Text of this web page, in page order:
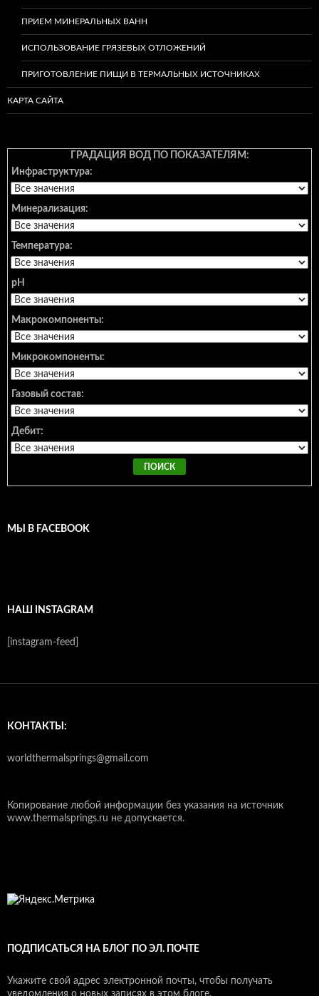
ПРИЕМ МИНЕРАЛЬНЫХ ВАНН
ИСПОЛЬЗОВАНИЕ ГРЯЗЕВЫХ ОТЛОЖЕНИЙ
ПРИГОТОВЛЕНИЕ ПИЩИ В ТЕРМАЛЬНЫХ ИСТОЧНИКАХ
КАРТА САЙТА
ГРАДАЦИЯ ВОД ПО ПОКАЗАТЕЛЯМ:
Инфраструктура:
Минерализация:
Температура:
pH
Макрокомпоненты:
Микрокомпоненты:
Газовый состав:
Дебит:
МЫ В FACEBOOK
НАШ INSTAGRAM
[instagram-feed]
КОНТАКТЫ:
worldthermalsprings@gmail.com
Копирование любой информации без указания на источник
www.thermalsprings.ru не допускается.
ПОДПИСАТЬСЯ НА БЛОГ ПО ЭЛ. ПОЧТЕ
Укажите свой адрес электронной почты, чтобы получать